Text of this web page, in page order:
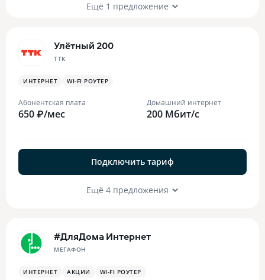
Ещё 1 предложение
Улётный 200
ТТК
ИНТЕРНЕТ WI-FI РОУТЕР
Абонентская плата
650 ₽/мес
Домашний интернет
200 Мбит/с
Подключить тариф
Ещё 4 предложения
#ДляДома Интернет
МЕГАФОН
ИНТЕРНЕТ АКЦИИ WI-FI РОУТЕР